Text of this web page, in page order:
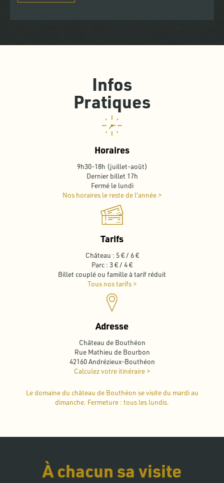
Infos
Pratiques
Horaires
9h30-18h (juillet-août)
Dernier billet 17h
Fermé le lundi
Nos horaires le reste de l'année >
Tarifs
Château : 5 € / 6 €
Parc : 3 € / 4 €
Billet couplé ou famille à tarif réduit
Tous nos tarifs >
Adresse
Château de Bouthéon
Rue Mathieu de Bourbon
42160 Andrézieux-Bouthéon
Calculez votre itinéraire >
Le domaine du château de Bouthéon se visite du mardi au
dimanche. Fermeture : tous les lundis.
À chacun sa visite